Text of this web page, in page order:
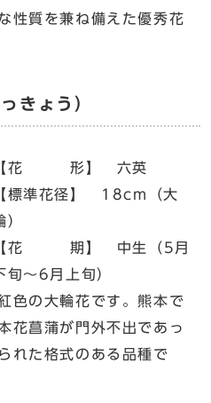
性質を兼ね備えた優秀花
きょう）
【花 形】 六英
【標準花径】 18cm（大
）
【花 期】 中生（5月
旬～6月上旬）
大輪花です。熊本で
花菖蒲が門外不出であっ
れた格式のある品種で